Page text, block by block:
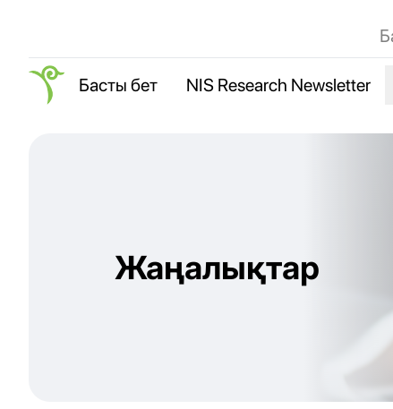
Басты бет NIS Research Newsletter
Жаңалықтар